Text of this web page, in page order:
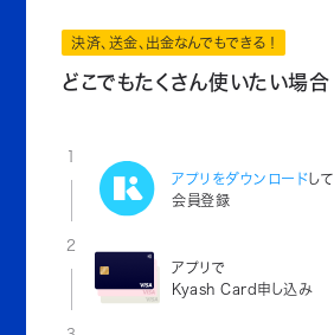
決済、送金、出金なんでもできる！
どこでもたくさん使いたい場合
1
アプリをダウンロードして
会員登録
2
アプリで
Kyash Card申し込み